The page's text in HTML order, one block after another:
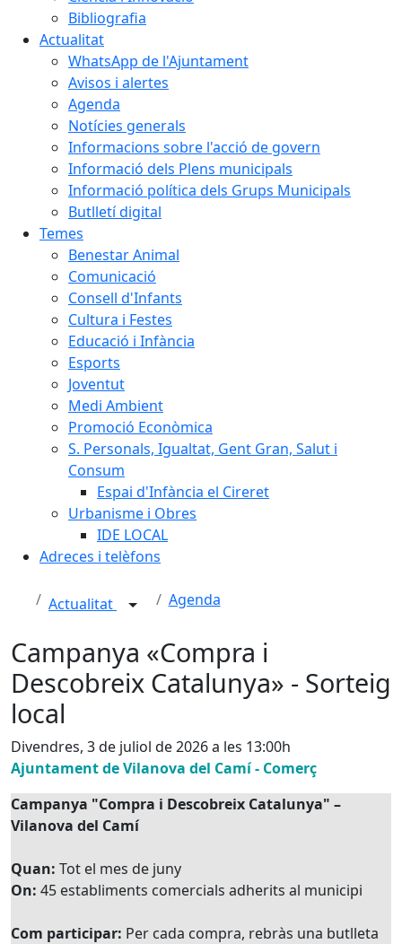
Bibliografia
Actualitat
WhatsApp de l'Ajuntament
Avisos i alertes
Agenda
Notícies generals
Informacions sobre l'acció de govern
Informació dels Plens municipals
Informació política dels Grups Municipals
Butlletí digital
Temes
Benestar Animal
Comunicació
Consell d'Infants
Cultura i Festes
Educació i Infància
Esports
Joventut
Medi Ambient
Promoció Econòmica
S. Personals, Igualtat, Gent Gran, Salut i
Consum
Espai d'Infància el Cireret
Urbanisme i Obres
IDE LOCAL
Adreces i telèfons
Actualitat Agenda
Campanya «Compra i
Descobreix Catalunya» - Sorteig
local
Divendres, 3 de juliol de 2026 a les 13:00h
Ajuntament de Vilanova del Camí - Comerç
Campanya "Compra i Descobreix Catalunya" –
Vilanova del Camí
Quan: Tot el mes de juny
On: 45 establiments comercials adherits al municipi
Com participar: Per cada compra, rebràs una butlleta